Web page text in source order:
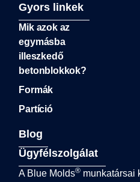
Gyors linkek
Mik azok az
egymásba
illeszkedő
betonblokkok?
Formák
Partíció
Blog
Ügyfélszolgálat
A Blue Molds® munkatársai